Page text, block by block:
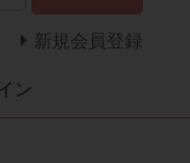
新規会員登録
ン